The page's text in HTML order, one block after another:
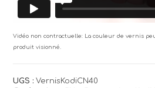
Vidéo non contractuelle: La couleur de vernis
produit visionné.
UGS :VernisKodiCN40